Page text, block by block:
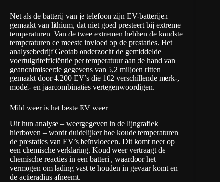
Net als de batterij van je telefoon zijn EV-batterijen
gemaakt van lithium, dat niet goed presteert bij extreme
temperaturen. Van de twee extremen hebben de koudste
temperaturen de meeste invloed op de prestaties. Het
analysebedrijfGeotab onderzocht de gemiddelde
voertuigritefficiëntie per temperatuur aan de hand van
geanonimiseerde gegevens van 5,2 miljoen ritten
gemaakt door 4.200 EV’s die 102 verschillende merk-,
model- en jaarcombinaties vertegenwoordigen.
Mild weer is het beste EV-weer
Uit hun analyse – weergegeven in de lijngrafiek
hierboven – wordt duidelijker hoe koude temperaturen
de prestaties van EV’s beïnvloeden. Dit komt neer op
een chemische verklaring. Koud weer vertraagt de
chemische reacties in een batterij, waardoor het
vermogen om lading vast te houden in gevaar komt en
de actieradius afneemt.